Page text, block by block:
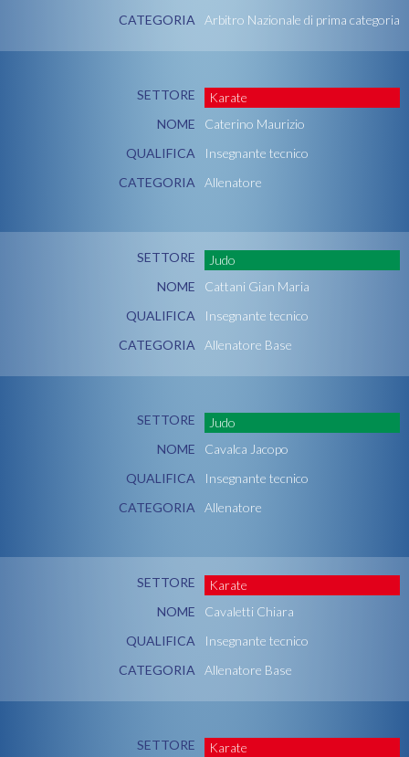
CATEGORIA Arbitro Nazionale di prima categoria
SETTORE
Karate
NOME
Caterino Maurizio
QUALIFICA
Insegnante tecnico
CATEGORIA Allenatore
SETTORE
Judo
NOME
Cattani Gian Maria
QUALIFICA
Insegnante tecnico
CATEGORIA Allenatore Base
SETTORE
Judo
NOME
Cavalca Jacopo
QUALIFICA
Insegnante tecnico
CATEGORIA Allenatore
SETTORE
Karate
NOME
Cavaletti Chiara
QUALIFICA
Insegnante tecnico
CATEGORIA Allenatore Base
SETTORE
Karate